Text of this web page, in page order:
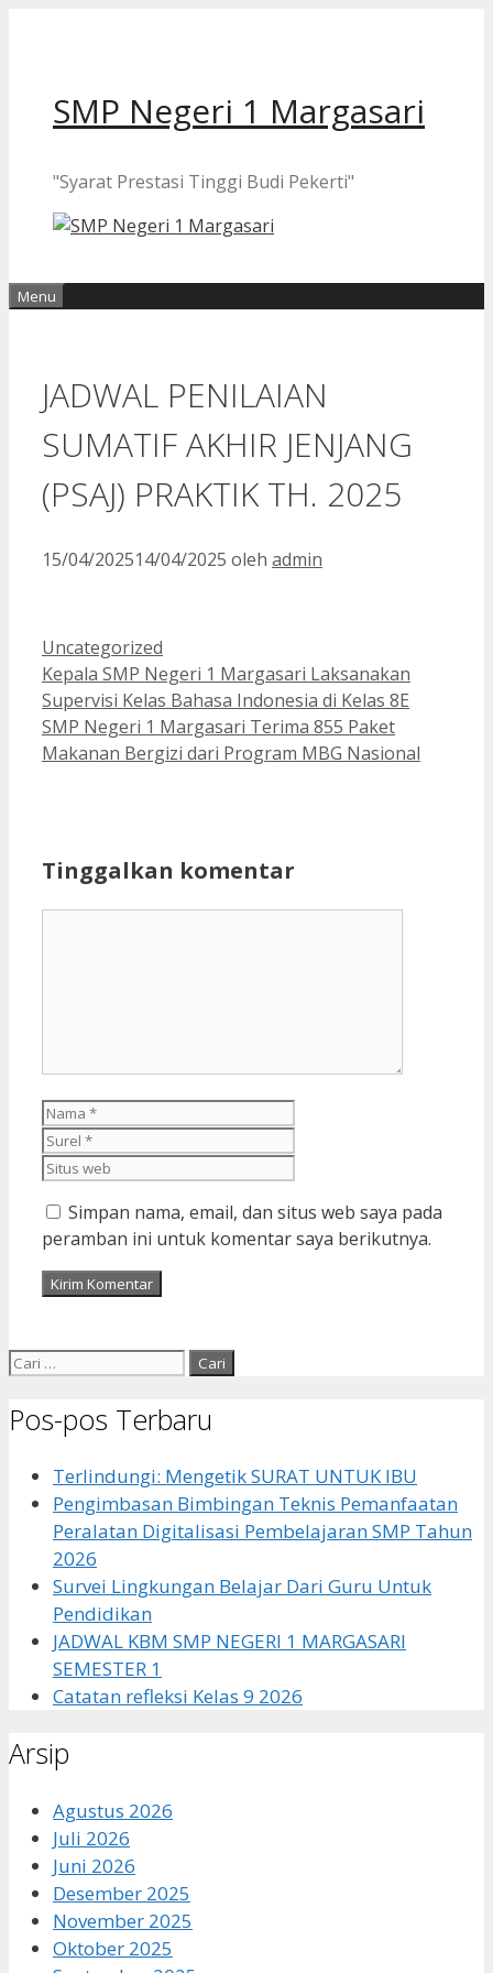
SMP Negeri 1 Margasari
"Syarat Prestasi Tinggi Budi Pekerti"
Menu
JADWAL PENILAIAN
SUMATIF AKHIR JENJANG
(PSAJ) PRAKTIK TH. 2025
15/04/202514/04/2025 oleh admin
Kategori
Uncategorized
Kepala SMP Negeri 1 Margasari Laksanakan
Supervisi Kelas Bahasa Indonesia di Kelas 8E
SMP Negeri 1 Margasari Terima 855 Paket
Makanan Bergizi dari Program MBG Nasional
Tinggalkan komentar
Nama
Simpan nama, email, dan situs web saya pada
peramban ini untuk komentar saya berikutnya.
Cari
Pos-pos Terbaru
Terlindungi: Mengetik SURAT UNTUK IBU
Pengimbasan Bimbingan Teknis Pemanfaatan
Peralatan Digitalisasi Pembelajaran SMP Tahun
2026
Survei Lingkungan Belajar Dari Guru Untuk
Pendidikan
JADWAL KBM SMP NEGERI 1 MARGASARI
SEMESTER 1
Catatan refleksi Kelas 9 2026
Arsip
Agustus 2026
Juli 2026
Juni 2026
Desember 2025
November 2025
Oktober 2025